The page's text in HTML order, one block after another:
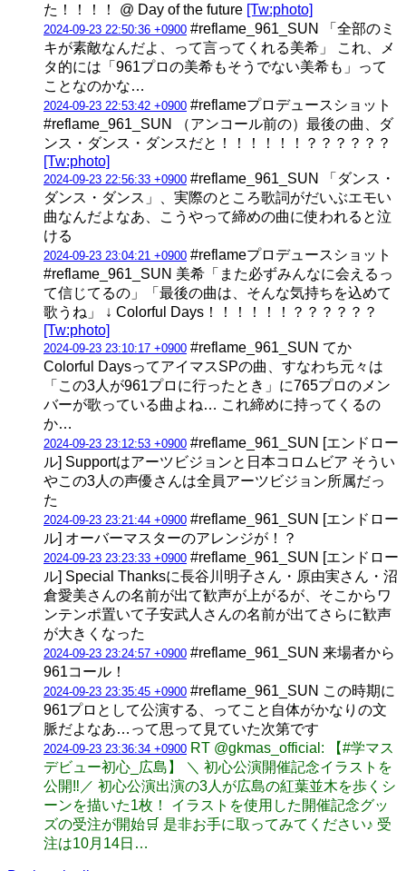
た！！！！ @ Day of the future [Tw:photo]
2024-09-23 22:50:36 +0900 #reflame_961_SUN 「全部のミ
キが素敵なんだよ、って言ってくれる美希」 これ、メ
タ的には「961プロの美希もそうでない美希も」って
ことなのかな…
2024-09-23 22:53:42 +0900 #reflameプロデュースショット
#reflame_961_SUN （アンコール前の）最後の曲、ダ
ンス・ダンス・ダンスだと！！！！！！？？？？？？
[Tw:photo]
2024-09-23 22:56:33 +0900 #reflame_961_SUN 「ダンス・
ダンス・ダンス」、実際のところ歌詞がだいぶエモい
曲なんだよなあ、こうやって締めの曲に使われると泣
ける
2024-09-23 23:04:21 +0900 #reflameプロデュースショット
#reflame_961_SUN 美希「また必ずみんなに会えるっ
て信じてるの」「最後の曲は、そんな気持ちを込めて
歌うね」 ↓ Colorful Days！！！！！！？？？？？？
[Tw:photo]
2024-09-23 23:10:17 +0900 #reflame_961_SUN てか
Colorful DaysってアイマスSPの曲、すなわち元々は
「この3人が961プロに行ったとき」に765プロのメン
バーが歌っている曲よね… これ締めに持ってくるの
か…
2024-09-23 23:12:53 +0900 #reflame_961_SUN [エンドロー
ル] Supportはアーツビジョンと日本コロムビア そうい
やこの3人の声優さんは全員アーツビジョン所属だっ
た
2024-09-23 23:21:44 +0900 #reflame_961_SUN [エンドロー
ル] オーバーマスターのアレンジが！？
2024-09-23 23:23:33 +0900 #reflame_961_SUN [エンドロー
ル] Special Thanksに長谷川明子さん・原由実さん・沼
倉愛美さんの名前が出て歓声が上がるが、そこからワ
ンテンポ置いて子安武人さんの名前が出てさらに歓声
が大きくなった
2024-09-23 23:24:57 +0900 #reflame_961_SUN 来場者から
961コール！
2024-09-23 23:35:45 +0900 #reflame_961_SUN この時期に
961プロとして公演する、ってこと自体がかなりの文
脈だよなあ…って思って見ていた次第です
2024-09-23 23:36:34 +0900 RT @gkmas_official: 【#学マス
デビュー初心_広島】 ＼ 初心公演開催記念イラストを
公開‼／ 初心公演出演の3人が広島の紅葉並木を歩くシ
ーンを描いた1枚！ イラストを使用した開催記念グッ
ズの受注が開始🛒 是非お手に取ってみてください♪ 受
注は10月14日…